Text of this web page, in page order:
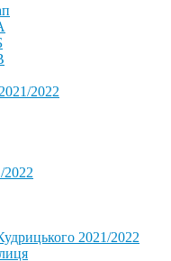
2022
2022
2021/2022